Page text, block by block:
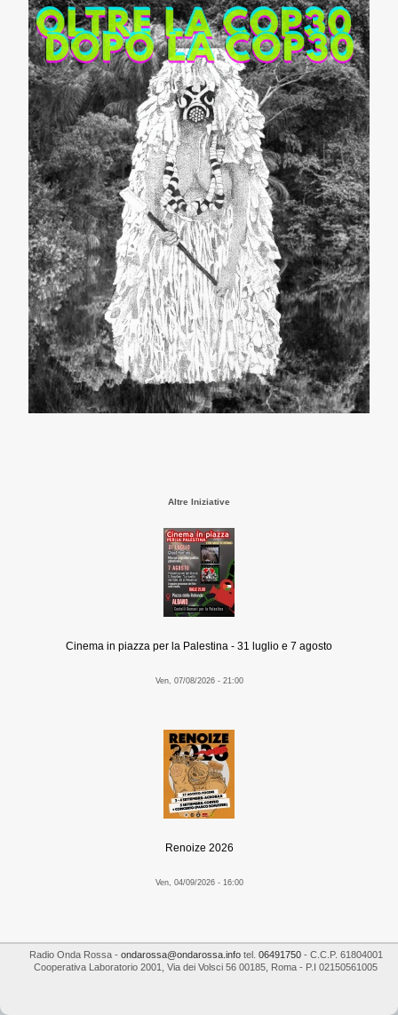
Altre Iniziative
Cinema in piazza per la Palestina - 31 luglio e 7 agosto
Ven, 07/08/2026 - 21:00
Renoize 2026
Ven, 04/09/2026 - 16:00
Radio Onda Rossa- ondarossa@ondarossa.infotel. 06491750- C.C.P. 61804001
Cooperativa Laboratorio 2001
Via dei Volsci 56 00185 Roma - P.I 02150561005